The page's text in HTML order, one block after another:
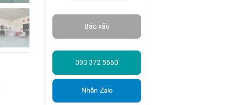
Báo xấu
093 372 5660
Nhắn Zalo